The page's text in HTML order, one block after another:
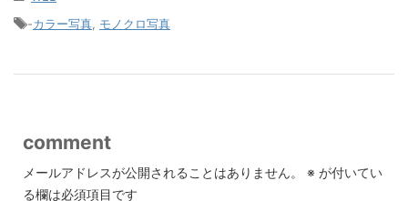
-カラー写真, モノクロ写真
comment
メールアドレスが公開されることはありません。 ※ が付いてい
る欄は必須項目です